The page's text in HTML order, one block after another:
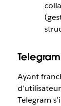
Telegram
Ayant
Telegram